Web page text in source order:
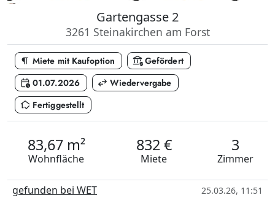
Gartengasse 2
3261 Steinakirchen am Forst
format_paragraph Miete mit Kaufoption assured_workloadGefördert
calendar_clock 01.07.2026 swap_horiz Wiedervergabe
in_home_mode Fertiggestellt
83,67 m²
Wohnfläche
832 €
Miete
3
Zimmer
gefunden bei WET 25.03.26, 11:51